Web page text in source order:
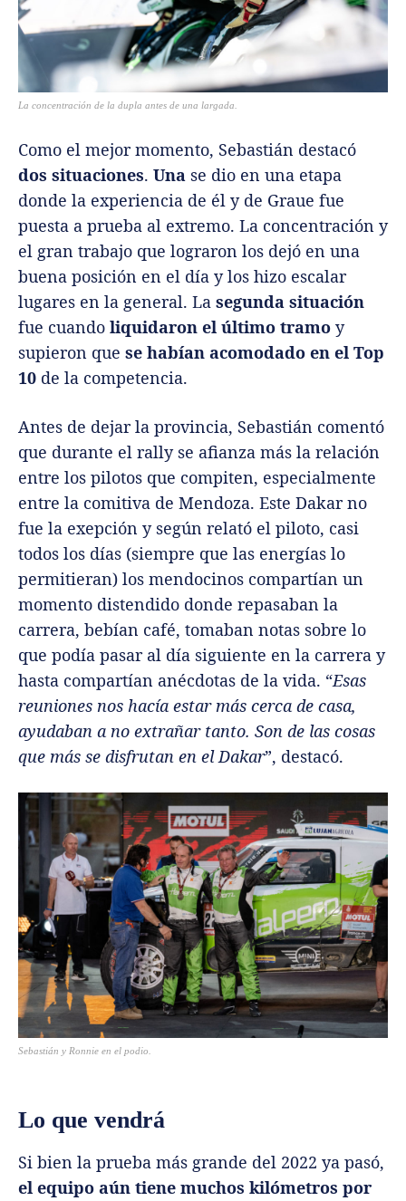
La concentración de la dupla antes de una largada.
Como el mejor momento, Sebastián destacó
dos situaciones. Una se dio en una etapa
donde la experiencia de él y de Graue fue
puesta a prueba al extremo. La concentración y
el gran trabajo que lograron los dejó en una
buena posición en el día y los hizo escalar
lugares en la general. La segunda situación
fue cuando liquidaron el último tramo y
supieron que se habían acomodado en el Top
10 de la competencia.
Antes de dejar la provincia, Sebastián comentó
que durante el rally se afianza más la relación
entre los pilotos que compiten, especialmente
entre la comitiva de Mendoza. Este Dakar no
fue la exepción y según relató el piloto, casi
todos los días (siempre que las energías lo
permitieran) los mendocinos compartían un
momento distendido donde repasaban la
carrera, bebían café, tomaban notas sobre lo
que podía pasar al día siguiente en la carrera y
hasta compartían anécdotas de la vida. “Esas
reuniones nos hacía estar más cerca de casa,
ayudaban a no extrañar tanto. Son de las cosas
que más se disfrutan en el Dakar”, destacó.
Sebastián y Ronnie en el podio.
Lo que vendrá
Si bien la prueba más grande del 2022 ya pasó,
el equipo aún tiene muchos kilómetros por